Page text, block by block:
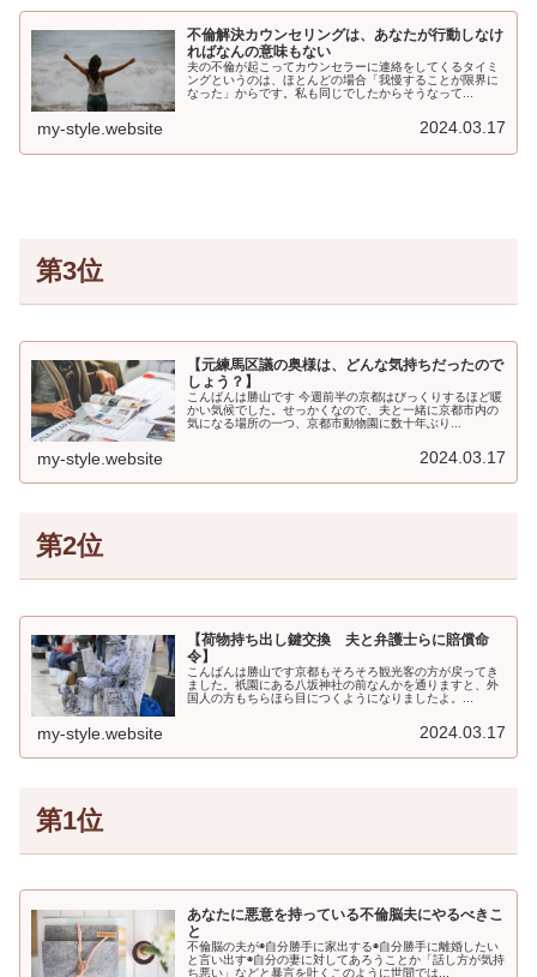
不倫解決カウンセリングは、あなたが行動しなけ
ればなんの意味もない
夫の不倫が起こってカウンセラーに連絡をしてくるタイミ
ングというのは、ほとんどの場合「我慢することが限界に
なった」からです。私も同じでしたからそうなって...
my-style.website 2024.03.17
第3位
【元練馬区議の奥様は、どんな気持ちだったので
しょう？】
こんばんは勝山です 今週前半の京都はびっくりするほど暖
かい気候でした。せっかくなので、夫と一緒に京都市内の
気になる場所の一つ、京都市動物園に数十年ぶり...
my-style.website 2024.03.17
第2位
【荷物持ち出し鍵交換 夫と弁護士らに賠償命
令】
こんばんは勝山です京都もそろそろ観光客の方が戻ってき
ました。祇園にある八坂神社の前なんかを通りますと、外
国人の方もちらほら目につくようになりましたよ。...
my-style.website 2024.03.17
第1位
あなたに悪意を持っている不倫脳夫にやるべきこ
と
不倫脳の夫が◉自分勝手に家出する◉自分勝手に離婚したい
と言い出す◉自分の妻に対してあろうことか「話し方が気持
ち悪い」などと暴言を吐くこのように世間では...